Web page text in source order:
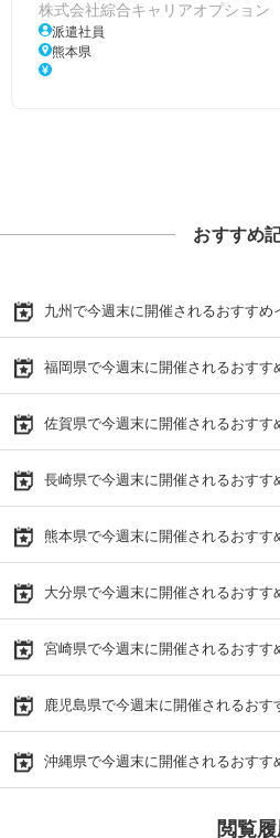
株式会社綜合キャリアオプション
派遣社員
熊本県
おすすめ
九州で今週末に開催されるおすすめ
福岡県で今週末に開催されるおすす
佐賀県で今週末に開催されるおすす
長崎県で今週末に開催されるおすす
熊本県で今週末に開催されるおすす
大分県で今週末に開催されるおすす
宮崎県で今週末に開催されるおすす
鹿児島県で今週末に開催されるおす
沖縄県で今週末に開催されるおすす
閲覧